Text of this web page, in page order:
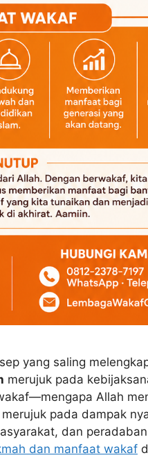
yang saling
merujuk pada
Allah
merujuk pada dampak
dan
dan manfaat wakaf